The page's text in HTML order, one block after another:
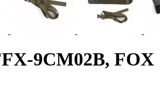
9CM02B, FOX